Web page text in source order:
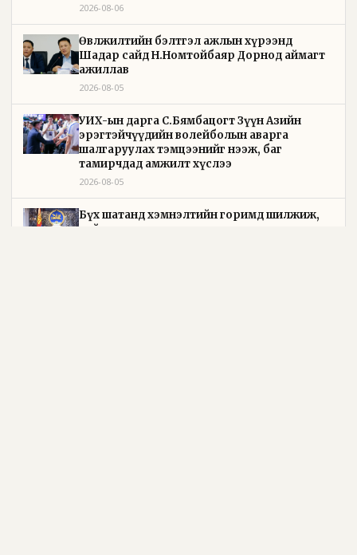
2026-08-06
Өвөлжилтийн бэлтгэл ажлын хүрээнд
Шадар сайд Н.Номтойбаяр Дорнод аймагт
ажиллав
2026-08-05
УИХ-ын дарга С.Бямбацогт Зүүн Азийн
эрэгтэйчүүдийн волейболын аварга
шалгаруулах тэмцээнийг нээж, баг
тамирчдад амжилт хүслээ
2026-08-05
Бүх шатанд хэмнэлтийн горимд шилжиж,
найр наадам, зөвлөгөөн, гадаад томилолтыг